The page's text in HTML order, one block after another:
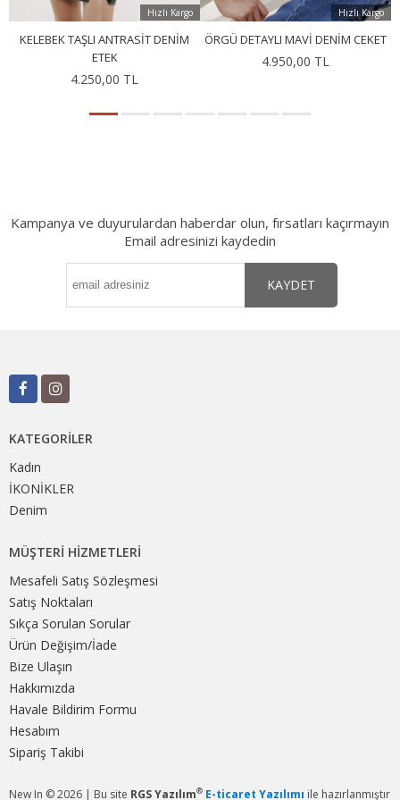
Hızlı Kargo
KELEBEK TAŞLI ANTRASIT DENIM
ETEK
4.250,00 TL
Hızlı Kargo
ÖRGÜ DETAYLI MAVI DENIM CEKET
4.950,00 TL
Kampanya ve duyurulardan haberdar olun, fırsatları kaçırmayın
Email adresinizi kaydedin
KAYDET
KATEGORILER
Kadın
İKONİKLER
Denim
MÜŞTERI HIZMETLERI
Mesafeli Satış Sözleşmesi
Satış Noktaları
Sıkça Sorulan Sorular
Ürün Değişim/İade
Bize Ulaşın
Hakkımızda
Havale Bildirim Formu
Hesabım
Sipariş Takibi
New In © 2026 | Bu site RGS Yazılım® E-ticaret Yazılımı ile hazırlanmıştır